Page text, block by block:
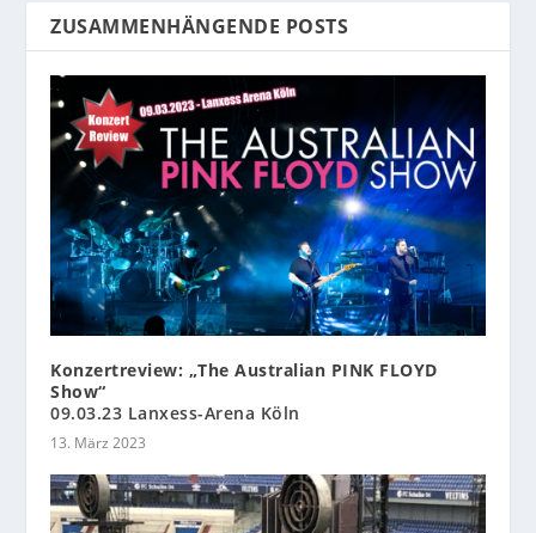
ZUSAMMENHÄNGENDE POSTS
Konzertreview: „The Australian PINK FLOYD
Show“
09.03.23 Lanxess-Arena Köln
13. März 2023